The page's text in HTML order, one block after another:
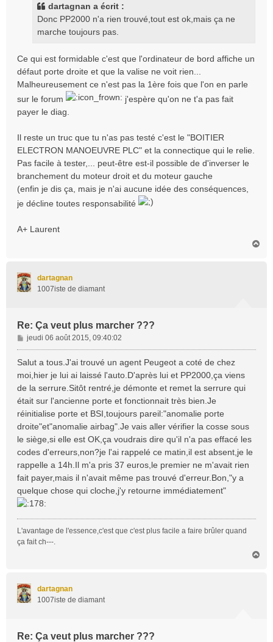
dartagnan a écrit :
Donc PP2000 n'a rien trouvé,tout est ok,mais ça ne
marche toujours pas.
Ce qui est formidable c'est que l'ordinateur de bord affiche un
défaut porte droite et que la valise ne voit rien...
Malheureusement ce n'est pas la 1ère fois que l'on en parle
sur le forum
j'espère qu'on ne t'a pas fait
payer le diag.
Il reste un truc que tu n'as pas testé c'est le "BOITIER
ELECTRON MANOEUVRE PLC" et la connectique qui le relie.
Pas facile à tester,... peut-être est-il possible de d'inverser le
branchement du moteur droit et du moteur gauche
(enfin je dis ça, mais je n'ai aucune idée des conséquences,
je décline toutes responsabilité
A+ Laurent
dartagnan
1007iste de diamant
Re: Ça veut plus marcher ???
M
e
a
g
e
jeudi 06 août 2015, 09:40:02
Salut a tous.J'ai trouvé un agent Peugeot a coté de chez
moi,hier je lui ai laissé l'auto.D'après lui et PP2000,ça viens
de la serrure.Sitôt rentré,je démonte et remet la serrure qui
était sur l'ancienne porte et fonctionnait très bien.Je
réinitialise porte et BSI,toujours pareil:"anomalie porte
droite"et"anomalie airbag".Je vais aller vérifier la cosse sous
le siège,si elle est OK,ça voudrais dire qu'il n'a pas effacé les
codes d'erreurs,non?je l'ai rappelé ce matin,il est absent,je le
rappelle a 14h.Il m'a pris 37 euros,le premier ne m'avait rien
fait payer,mais il n'avait même pas trouvé d'erreur.Bon,"y a
quelque chose qui cloche,j'y retourne immédiatement"
L'avantage de l'essence,c'est que c'est plus facile a faire brûler quand
ça fait ch---.
dartagnan
1007iste de diamant
Re: Ça veut plus marcher ???